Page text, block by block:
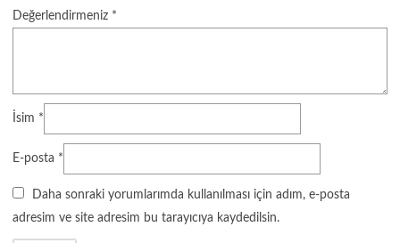
Değerlendirmeniz *
İsim *
E-posta *
Daha sonraki yorumlarımda kullanılması için adım, e-posta
adresim ve site adresim bu tarayıcıya kaydedilsin.